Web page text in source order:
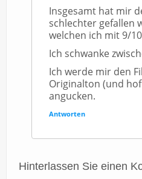
Insgesamt hat mir
schlechter gefallen
welchen ich mit 9/
Ich schwanke
Ich werde mir den
Originalton (und
angucken.
Antworten
Hinterlassen Sie einen